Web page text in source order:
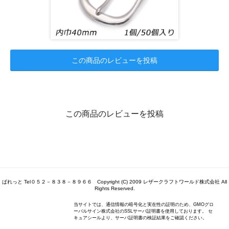
この商品のレビューを投稿
この商品のレビューを投稿
ぱれっと Tel０５２－８３８－８９６６ Copyright (C) 2009 レザークラフトワールド株式会社 All
Rights Reserved.
当サイトでは、通信情報の暗号化と実在性の証明のため、GMOグロ
ーバルサイン株式会社のSSLサーバ証明書を使用しております。 セ
キュアシールより、サーバ証明書の検証結果をご確認ください。